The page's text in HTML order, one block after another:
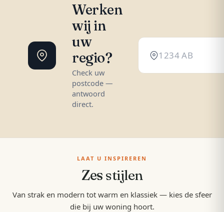
Werken
wij in
uw
regio?
Check uw
postcode —
antwoord
direct.
LAAT U INSPIREREN
Zes stijlen
Van strak en modern tot warm en klassiek — kies de sfeer
die bij uw woning hoort.